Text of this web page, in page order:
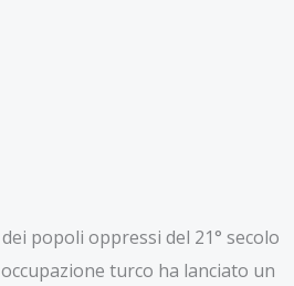
popoli oppressi del 21° secolo
turco ha lanciato un